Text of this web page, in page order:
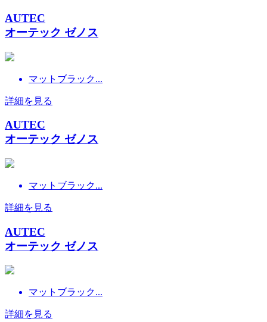
AUTEC
オーテック ゼノス
マットブラック...
詳細を見る
AUTEC
オーテック ゼノス
マットブラック...
詳細を見る
AUTEC
オーテック ゼノス
マットブラック...
詳細を見る